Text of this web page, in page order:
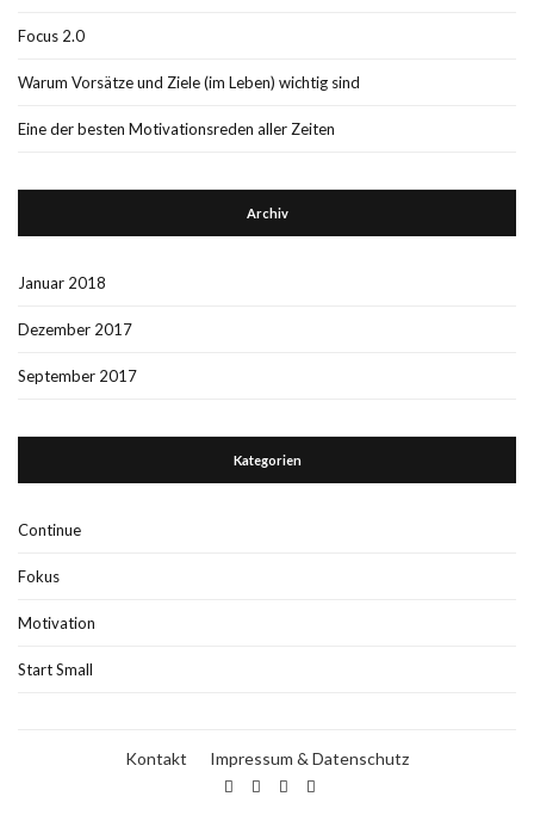
Focus 2.0
Warum Vorsätze und Ziele (im Leben) wichtig sind
Eine der besten Motivationsreden aller Zeiten
Archiv
Januar 2018
Dezember 2017
September 2017
Kategorien
Continue
Fokus
Motivation
Start Small
Kontakt Impressum & Datenschutz